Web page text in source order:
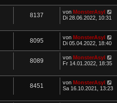
8137 von MonsterAsyl
Di 28.06.2022, 10:31
8095 von MonsterAsyl
Di 05.04.2022, 18:40
8089 von MonsterAsyl
Fr 14.01.2022, 18:35
8451 von MonsterAsyl
Sa 16.10.2021, 13:23